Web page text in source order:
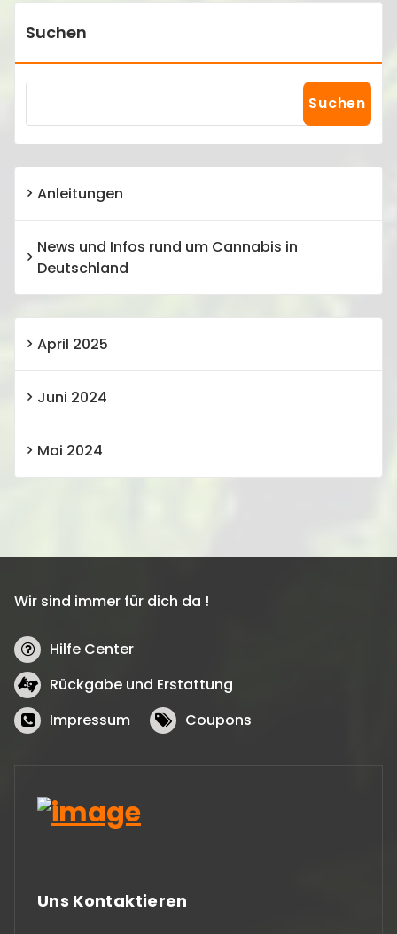
Suchen
Suchen
Anleitungen
News und Infos rund um Cannabis in
Deutschland
April 2025
Juni 2024
Mai 2024
Wir sind immer für dich da !
Hilfe Center
Rückgabe und Erstattung
Impressum
Coupons
Uns Kontaktieren